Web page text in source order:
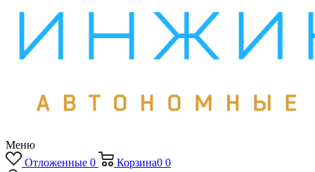
Меню
Отложенные 0 Корзина0 0